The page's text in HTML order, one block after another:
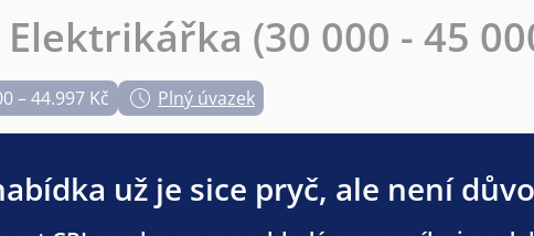
(30 000 - 45
– 44.997 Kč Plný úvazek
už je sice pryč, ale není